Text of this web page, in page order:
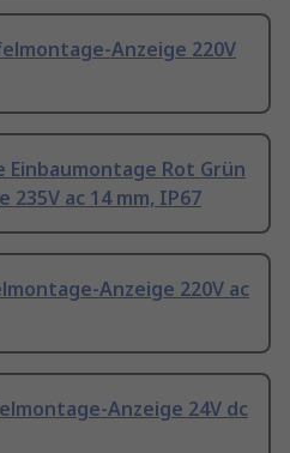
Anzeige 220V
Einbaumontage Rot Grün
ac 14 mm, IP67
Anzeige 220V ac
Anzeige 24V dc